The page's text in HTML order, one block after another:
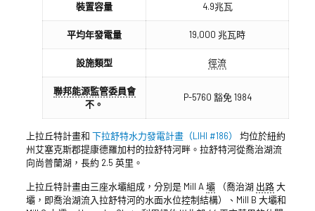
裝置容量 4.9兆瓦
平均年發電量 19,000 兆瓦時
設施類型 徑流
聯邦能源監管委員會
不。
P-5760 豁免 1984
上拉丘特計畫和 下拉舒特水力發電計畫（LIHI #186）
均位於紐約
州艾塞克斯郡提康德羅加村的拉舒特河畔。拉舒特河從喬治湖流
向尚普蘭湖，長約 2.5 英里。
上拉丘特計畫由三座水壩組成，分別是 Mill A 壩（喬治湖 出路大
壩，即喬治湖流入拉舒特河的水面水位控制結構）、Mill B 大壩和